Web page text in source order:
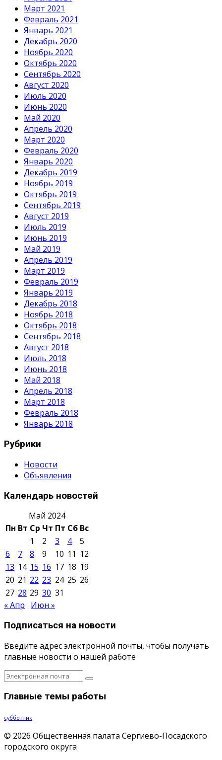
Март 2021
Февраль 2021
Январь 2021
Декабрь 2020
Ноябрь 2020
Октябрь 2020
Сентябрь 2020
Август 2020
Июль 2020
Июнь 2020
Май 2020
Апрель 2020
Март 2020
Февраль 2020
Январь 2020
Декабрь 2019
Ноябрь 2019
Октябрь 2019
Сентябрь 2019
Август 2019
Июль 2019
Июнь 2019
Май 2019
Апрель 2019
Март 2019
Февраль 2019
Январь 2019
Декабрь 2018
Ноябрь 2018
Октябрь 2018
Сентябрь 2018
Август 2018
Июль 2018
Июнь 2018
Май 2018
Апрель 2018
Март 2018
Февраль 2018
Январь 2018
Рубрики
Новости
Объявления
Календарь новостей
Май 2024
Пн Вт Ср Чт Пт Сб Вс
1
2 3 4
5
6
7 8 9 10 11 12
13 14 15 16 17 18 19
20 21 22 23 24 25 26
27 28 29 30 31
« Апр
Июн »
Подписаться на новости
Введите адрес электронной почты, чтобы получать
главные новости о нашей работе
Главные темы работы
субботник
© 2026 Общественная палата Сергиево-Посадского
городского округа